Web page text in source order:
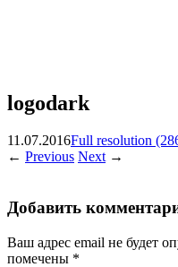
logodark
11.07.2016Full resolution
← Previous Next →
Добавить
Ваш адрес email не будет
помечены *